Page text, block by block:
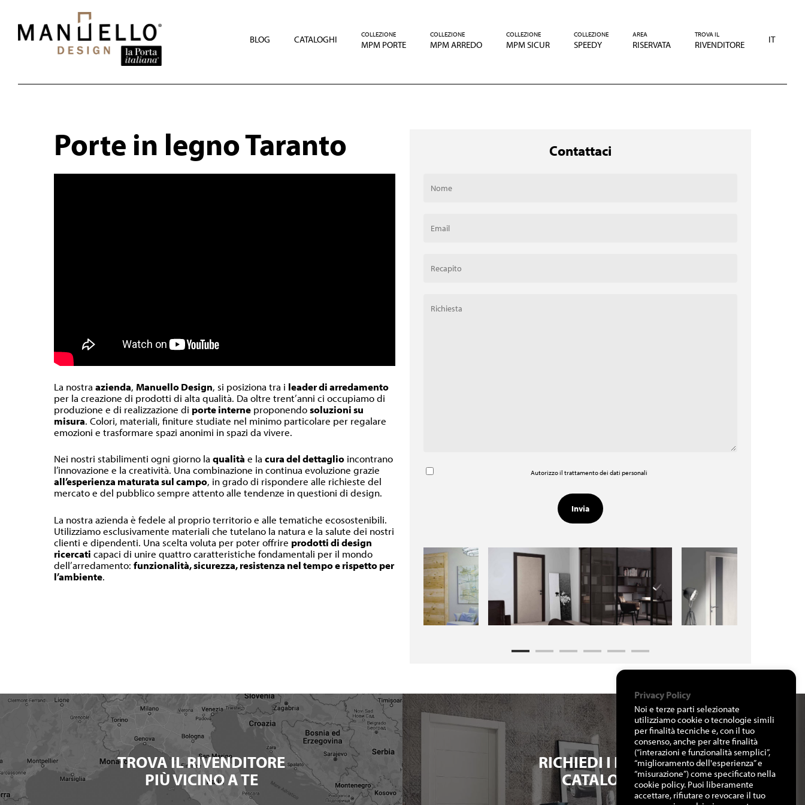
main
content
BLOG CATALOGHI COLLEZIONE
MPM PORTE
COLLEZIONE
MPM ARREDO
COLLEZIONE
MPM SICUR
COLLEZIONE
SPEEDY
AREA
RISERVATA
TROVA IL
RIVENDITORE IT
Porte in legno Taranto
La nostraazienda, Manuello Design, si posiziona tra i leader di arredamento
per la creazione di prodotti di alta qualità. Da oltre trent’anni ci occupiamo di
produzione e di realizzazione di porte interne proponendosoluzioni su
misura. Colori, materiali, finiture studiate nel minimo particolare per regalare
emozioni e trasformare spazi anonimi in spazi da vivere.
Nei nostri stabilimenti ogni giorno laqualità e lacura del dettaglio incontrano
l’innovazione e la creatività. Una combinazione in continua evoluzione grazie
all’esperienza maturata sul campo, in grado di rispondere alle richieste del
mercato e del pubblico sempre attento alle tendenze in questioni di design.
La nostra azienda è fedele al proprio territorio e alle tematiche ecosostenibili.
Utilizziamo esclusivamente materiali che tutelano la natura e la salute dei nostri
clienti e dipendenti. Una scelta voluta per poter offrire prodotti di design
ricercati capaci di unire quattro caratteristiche fondamentali per il mondo
dell’arredamento:funzionalità, sicurezza, resistenza nel tempo e rispetto per
l’ambiente.
Contattaci
Autorizzo il trattamento dei dati personali
TROVA IL RIVENDITORE
PIÙ VICINO A TE
RICHIEDI I NOSTRI
CATALOGHI
Privacy Policy
Noi e terze parti selezionate
utilizziamo cookie o tecnologie simili
per finalità tecniche e, con il tuo
consenso, anche per altre finalità
(“interazioni e funzionalità semplici”,
“miglioramento dell'esperienza” e
“misurazione”) come specificato nella
cookie policy. Puoi liberamente
accettare, rifiutare o revocare il tuo